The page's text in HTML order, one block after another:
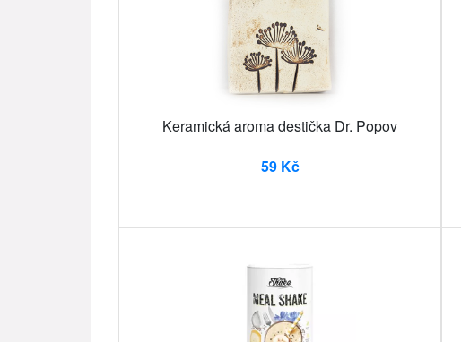
Keramická aroma destička Dr. Popov
59 Kč